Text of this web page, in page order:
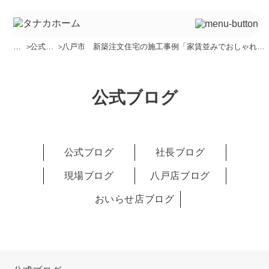
TO
＞公式ブ ＞八戸市 新築注文住宅の施工事例「家賃並みでおしゃれな
公式ブログ
公式ブログ 社長ブログ
現場ブログ 八戸店ブログ
おいらせ店ブログ